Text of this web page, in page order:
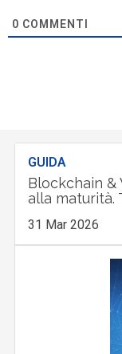
0 COMMENTI
GUIDA
Blockchain &
alla maturità.
31 Mar 2026